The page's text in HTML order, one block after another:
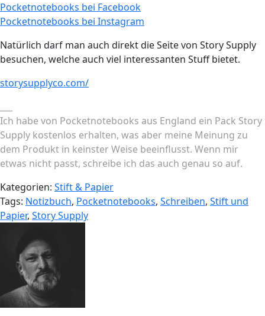
Pocketnotebooks bei Facebook
Pocketnotebooks bei Instagram
Natürlich darf man auch direkt die Seite von Story Supply
besuchen, welche auch viel interessanten Stuff bietet.
storysupplyco.com/
Ich habe von Pocketnotebooks aus England ein Pack Story
Supply kostenlos erhalten, was aber meine Meinung zu
dem Produkt in keinster Weise beeinflusst. Wenn mir
etwas nicht passt, schreibe ich das auch genau so auf.
Kategorien: Stift & Papier
Tags: Notizbuch, Pocketnotebooks, Schreiben, Stift und
Papier, Story Supply